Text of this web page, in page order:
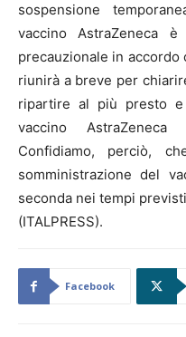
sospensione
vaccino AstraZeneca
precauzionale in accordo
riunirà a breve per
ripartire al più presto
vaccino AstraZeneca
Confidiamo, perciò,
somministrazione del
seconda nei tempi
(ITALPRESS).
Facebook